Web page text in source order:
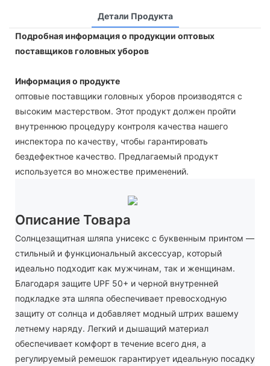
Детали Продукта
Подробная информация о продукции оптовых
поставщиков головных уборов
Информация о продукте
оптовые поставщики головных уборов производятся с
высоким мастерством. Этот продукт должен пройти
внутреннюю процедуру контроля качества нашего
инспектора по качеству, чтобы гарантировать
бездефектное качество. Предлагаемый продукт
используется во множестве применений.
Описание Товара
Солнцезащитная шляпа унисекс с буквенным принтом —
стильный и функциональный аксессуар, который
идеально подходит как мужчинам, так и женщинам.
Благодаря защите UPF 50+ и черной внутренней
подкладке эта шляпа обеспечивает превосходную
защиту от солнца и добавляет модный штрих вашему
летнему наряду. Легкий и дышащий материал
обеспечивает комфорт в течение всего дня, а
регулируемый ремешок гарантирует идеальную посадку